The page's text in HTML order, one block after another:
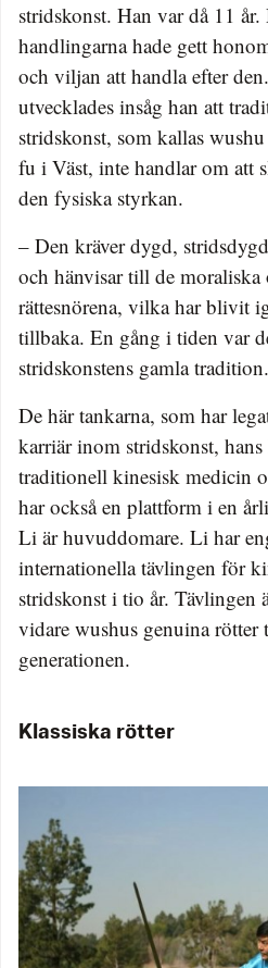
stridskonst. Han var då 11
handlingarna hade gett
och viljan att handla efter
utvecklades insåg han att
stridskonst, som kallas
fu i Väst, inte handlar om att
den fysiska styrkan.
– Den kräver dygd,
och hänvisar till de moraliska
rättesnörena, vilka har blivit
tillbaka. En gång i tiden var
stridskonstens gamla tradition.
De här tankarna, som har
karriär inom stridskonst,
traditionell kinesisk medicin
har också en plattform i en
Li är huvuddomare. Li har
internationella tävlingen för
stridskonst i tio år. Tävlingen
vidare wushus genuina
generationen.
Klassiska rötter